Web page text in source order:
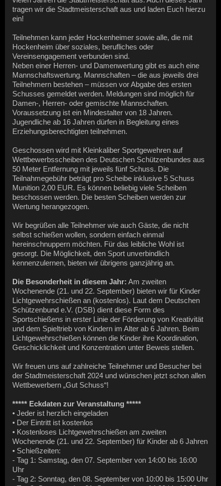
tragen wir die Stadtmeisterschaft aus und laden Euch hierzu
ein!
Teilnehmen kann jeder Hockenheimer sowie alle, die mit
Hockenheim über soziales, berufliches oder
Vereinsengagement verbunden sind.
Neben einer Herren- und Damenwertung gibt es auch eine
Mannschaftswertung. Mannschaften – die aus jeweils drei
Teilnehmern bestehen – müssen vor Abgabe des ersten
Schusses gemeldet werden. Meldungen sind möglich für
Damen-, Herren- oder gemischte Mannschaften.
Voraussetzung ist ein Mindestalter von 18 Jahren.
Jugendliche ab 16 Jahren dürfen in Begleitung eines
Erziehungsberechtigten teilnehmen.
Geschossen wird mit Kleinkaliber Sportgewehren auf
Wettbewerbsscheiben des Deutschen Schützenbundes aus
50 Meter Entfernung mit jeweils fünf Schuss. Die
Teilnahmegebühr beträgt pro Scheibe inklusive 5 Schuss
Munition 2,00 EUR. Es können beliebig viele Scheiben
beschossen werden. Die besten Scheiben werden zur
Wertung herangezogen.
Wir begrüßen alle Teilnehmer wie auch Gäste, die nicht
selbst schießen wollen, sondern einfach einmal
hereinschnuppern möchten. Für das leibliche Wohl ist
gesorgt. Die Möglichkeit, den Sport unverbindlich
kennenzulernen, bieten wir übrigens ganzjährig an.
Die Besonderheit in diesem Jahr: Am zweiten
Wochenende (21. und 22. September) bieten wir für Kinder
Lichtgewehrschießen an (kostenlos). Laut dem Deutschen
Schützenbund e.V. (DSB) dient diese Form des
Sportschießens in erster Linie der Förderung von Kreativität
und dem Spieltrieb von Kindern im Alter ab 6 Jahren. Beim
Lichtgewehrschießen können die Kinder ihre Koordination,
Geschicklichkeit und Konzentration unter Beweis stellen.
Wir freuen uns auf zahlreiche Teilnehmer und Besucher bei
der Stadtmeisterschaft 2024 und wünschen jetzt schon allen
Wettbewerbern „Gut Schuss“!
***** Eckdaten zur Veranstaltung *****
• Jeder ist herzlich eingeladen
• Der Eintritt ist kostenlos
• Kostenloses Lichtgewehrschießen am zweiten
Wochenende (21. und 22. September) für Kinder ab 6 Jahren
• Schießzeiten:
- Tag 1: Samstag, den 07. September von 14:00 bis 16:00
Uhr
- Tag 2: Sonntag, den 08. September von 10:00 bis 15:00 Uhr